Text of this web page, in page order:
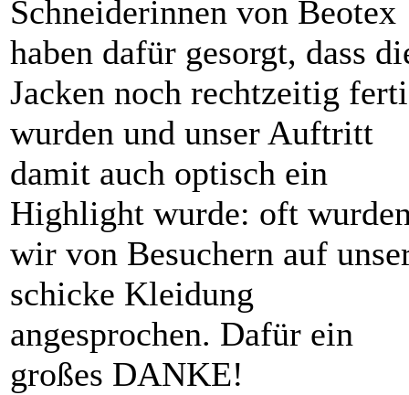
Schneiderinnen von Beotex
haben dafür gesorgt, dass
Jacken noch rechtzeitig
wurden und unser Auftritt
damit auch optisch ein
Highlight wurde: oft
wir von Besuchern auf
schicke Kleidung
angesprochen. Dafür ein
großes DANKE!